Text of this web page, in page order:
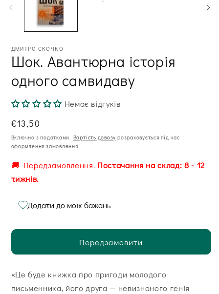
ДМИТРО СКОЧКО
Шок. Авантюрна історія
одного самвидаву
Немає відгуків
Звична
ціна
€13,50
Включно з податками. Вартість довозу розраховується під час
оформлення замовлення.
🚚 Передзамовлення. Постачання на склад: 8 - 12
тижнів.
Додати до моїх бажань
Передзамовити
«Це буде книжка про пригоди молодого
письменника, його друга — невизнаного генія